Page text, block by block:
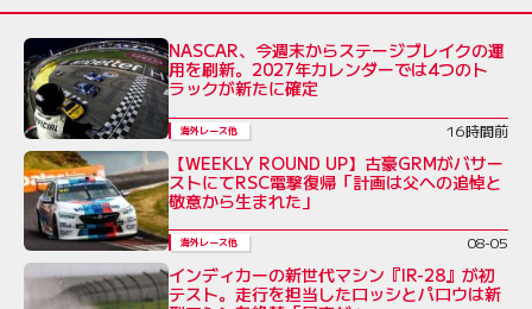
NASCAR、今週末からステージブレイクの運
用を刷新。2027年カレンダーでは4つのト
ラックが新たに確定
海外レース他 16時間前
【WEEKLY ROUND UP】古豪GRMがバサー
ストにてRSC電撃復帰「計画は父への追悼と
敬意から生まれた」
海外レース他 08-05
インディカーの新世代マシン『IR-28』が初
テスト。走行を担当したロッシとパロウは新